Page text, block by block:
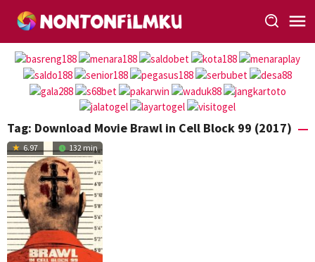
Tag: Download Movie Brawl in Cell Block 99 (2017)
6.97 132 min